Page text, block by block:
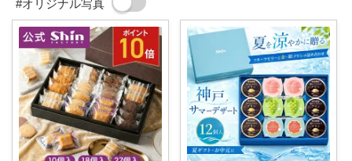
#オリジナル写真